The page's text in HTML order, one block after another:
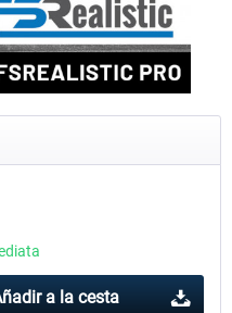
a la cesta